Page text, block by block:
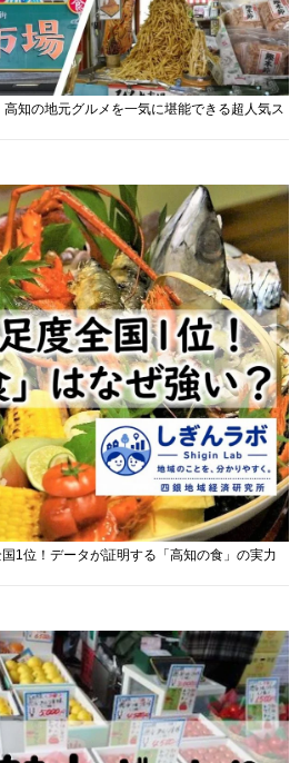
知の地元グルメを一気に堪能できる超人気ス
1位！データが証明する「高知の食」の実力